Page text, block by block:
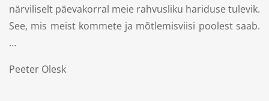
närviliselt päevakorral meie rahvusliku hariduse tulevik.
See, mis meist kommete ja mõtlemisviisi poolest saab.
…
Peeter Olesk